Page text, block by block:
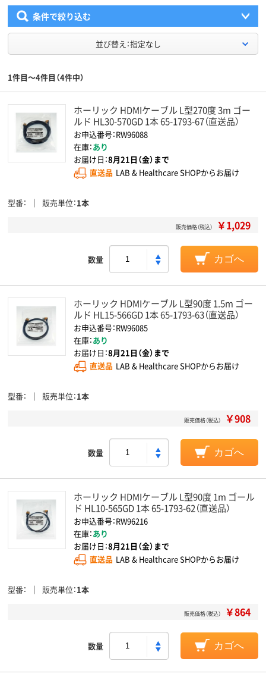
条件で絞り込む
並び替え：指定なし
1件目～4件目（4件中）
ホーリック HDMIケーブル L型270度 3m ゴー
ルド HL30-570GD 1本 65-1793-67（直送品）
お申込番号：RW96088
在庫：あり
お届け日：8月21日（金）まで
直送品 LAB & Healthcare SHOPからお届け
型番 販売単位 1本
販売価格（税込） ￥1,029
数量 カゴへ
ホーリック HDMIケーブル L型90度 1.5m ゴー
ルド HL15-566GD 1本 65-1793-63（直送品）
お申込番号：RW96085
在庫：あり
お届け日：8月21日（金）まで
直送品 LAB & Healthcare SHOPからお届け
型番 販売単位 1本
販売価格（税込） ￥908
数量 カゴへ
ホーリック HDMIケーブル L型90度 1m ゴール
ド HL10-565GD 1本 65-1793-62（直送品）
お申込番号：RW96216
在庫：あり
お届け日：8月21日（金）まで
直送品 LAB & Healthcare SHOPからお届け
型番 販売単位 1本
販売価格（税込） ￥864
数量 カゴへ